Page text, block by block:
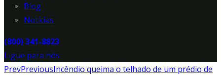
Blog
Notícias
(800) 341-8823
Ligue para nós
PrevPreviousIncêndio queima o telhado de um prédio de